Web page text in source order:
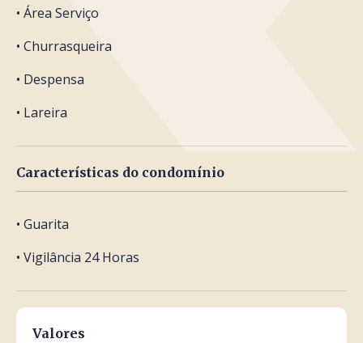
• Área Serviço
• Churrasqueira
• Despensa
• Lareira
Características do condomínio
• Guarita
• Vigilância 24 Horas
Valores